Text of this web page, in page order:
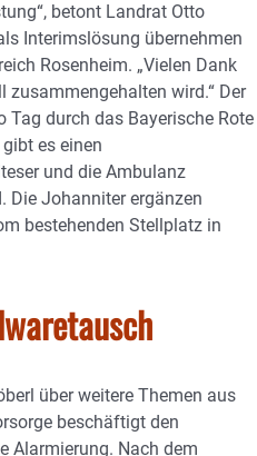
betont Landrat Otto
Interimslösung übernehmen
Rosenheim. „Vielen Dank
wird.“ Der
durch das Bayerische Rote
es einen
und die Ambulanz
Die Johanniter ergänzen
bestehenden Stellplatz in
über weitere Themen aus
beschäftigt den
Alarmierung. Nach dem